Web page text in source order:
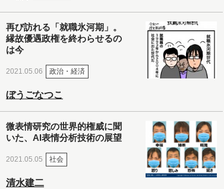
再び訪れる「就職氷河期」。
縁故優遇政権を終わらせるの
は今
2021.05.06 政治・経済
ぼうごなつこ
微表情研究の世界的権威に聞
いた、AI表情分析技術の展望
2021.05.05 社会
清水建二